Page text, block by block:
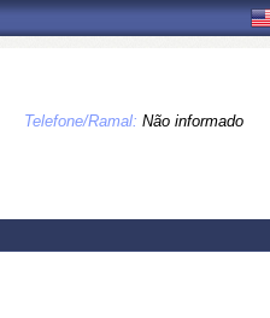
Telefone/Ramal: Não informado